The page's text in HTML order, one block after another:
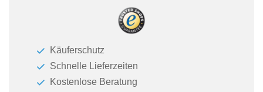
Käuferschutz
Schnelle Lieferzeiten
Kostenlose Beratung